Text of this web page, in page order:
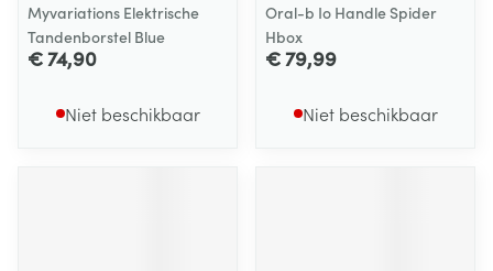
Myvariations Elektrische
Tandenborstel Blue
€ 74,90
Niet beschikbaar
Oral-b Io Handle Spider
Hbox
€ 79,99
Niet beschikbaar